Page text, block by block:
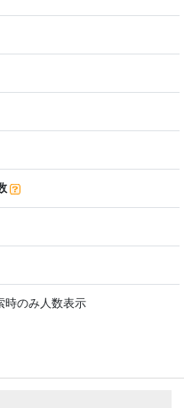
時のみ人数表示